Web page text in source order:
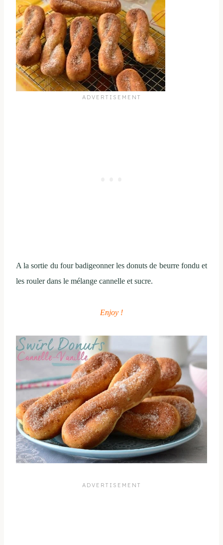
A la sortie du four badigeonner les donuts de beurre fondu et
les rouler dans le mélange cannelle et sucre.
Enjoy !